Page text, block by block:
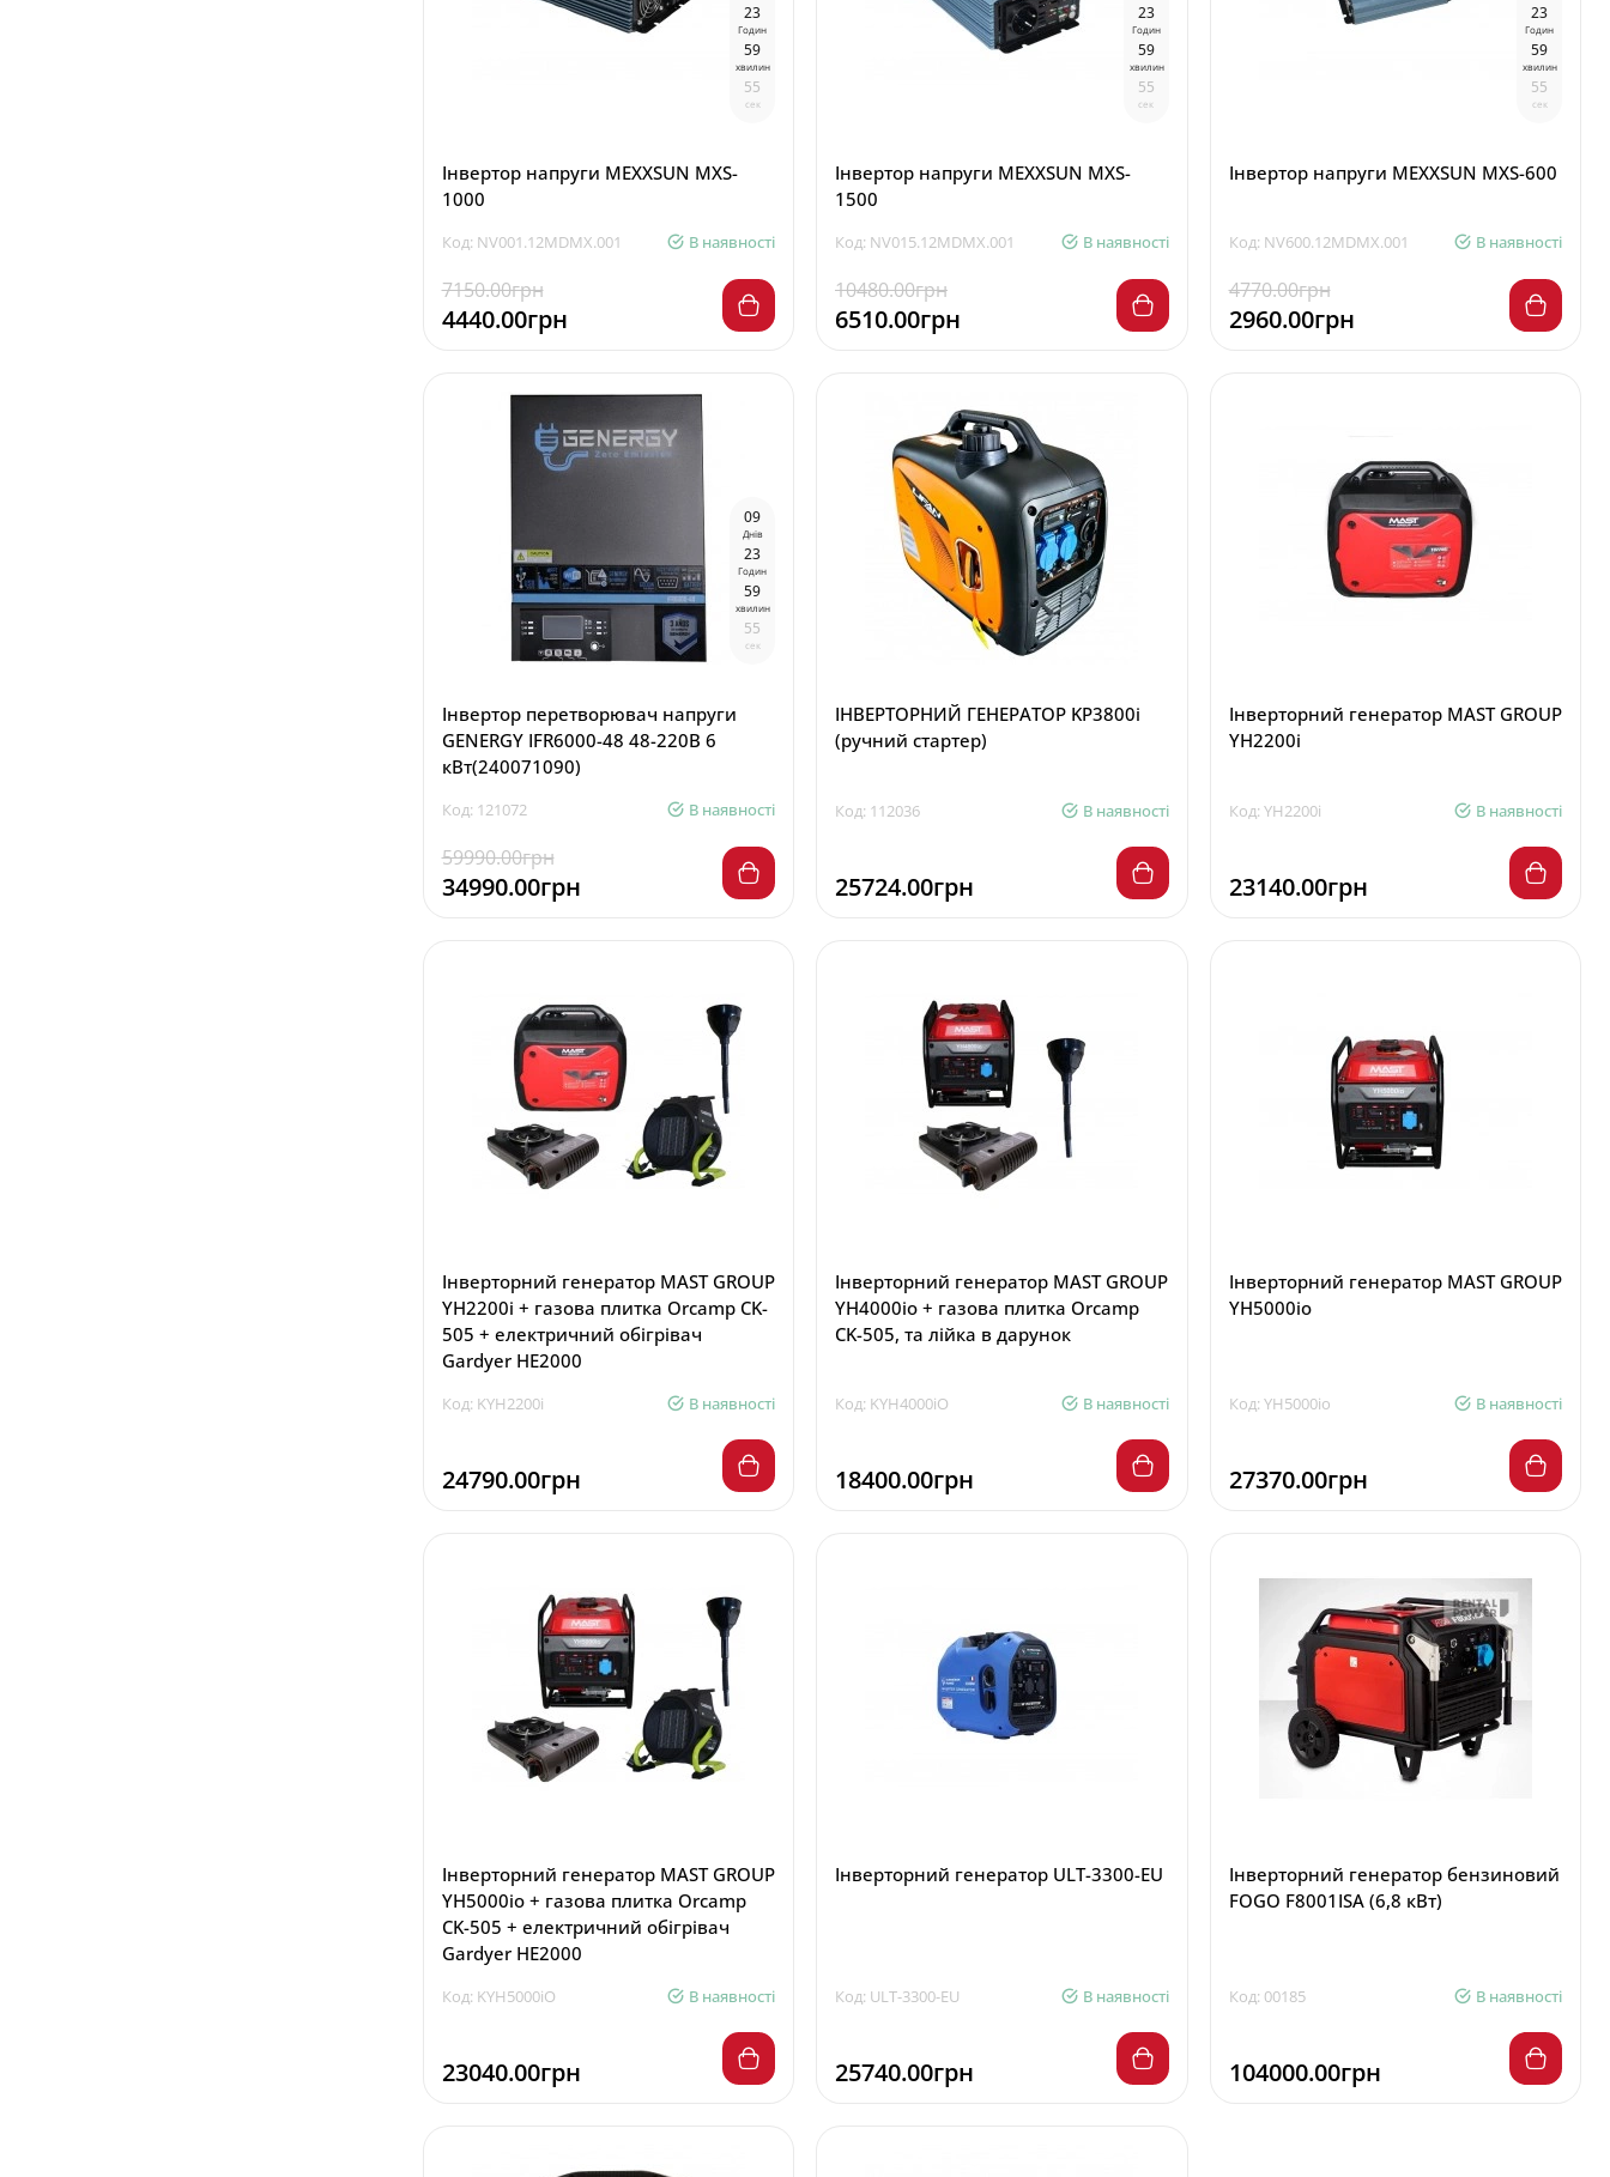
23
Годин
59
хвилин
54
сек
Інвертор напруги MEXXSUN MXS-
1000
Код: NV001.12MDMX.001 В наявності
7150.00грн
4440.00грн
23
Годин
59
хвилин
54
сек
Інвертор напруги MEXXSUN MXS-
1500
Код: NV015.12MDMX.001 В наявності
10480.00грн
6510.00грн
23
Годин
59
хвилин
54
сек
Інвертор напруги MEXXSUN MXS-600
Код: NV600.12MDMX.001 В наявності
4770.00грн
2960.00грн
09
Днів
23
Годин
59
хвилин
54
сек
Інвертор перетворювач напруги
GENERGY IFR6000-48 48-220В 6
кВт(240071090)
Код: 121072 В наявності
59990.00грн
34990.00грн
ІНВЕРТОРНИЙ ГЕНЕРАТОР KP3800і
(ручний стартер)
Код: 112036 В наявності
25724.00грн
Інверторний генератор MAST GROUP
YH2200i
Код: YH2200i В наявності
23140.00грн
Інверторний генератор MAST GROUP
YH2200i + газова плитка Orcamp CK-
505 + електричний обігрівач
Gardyer HE2000
Код: KYH2200i В наявності
24790.00грн
Інверторний генератор MAST GROUP
YH4000io + газова плитка Orcamp
CK-505, та лійка в дарунок
Код: KYH4000iO В наявності
18400.00грн
Інверторний генератор MAST GROUP
YH5000io
Код: YH5000io В наявності
27370.00грн
Інверторний генератор MAST GROUP
YH5000io + газова плитка Orcamp
CK-505 + електричний обігрівач
Gardyer HE2000
Код: KYH5000iO В наявності
23040.00грн
Інверторний генератор ULT-3300-EU
Код: ULT-3300-EU В наявності
25740.00грн
Інверторний генератор бензиновий
FOGO F8001ISA (6,8 кВт)
Код: 00185 В наявності
104000.00грн